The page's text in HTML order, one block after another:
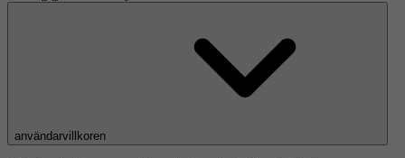
användarvillkoren